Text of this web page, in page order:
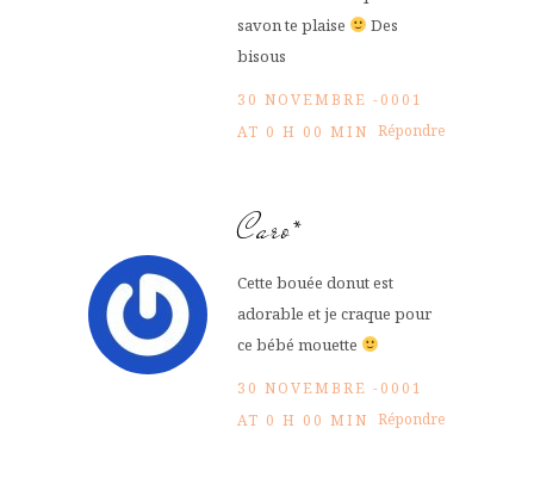
savon te plaise
Des
bisous
30 NOVEMBRE -0001
AT 0 H 00 MIN Répondre
Caro*
Cette bouée donut est
adorable et je craque pour
ce bébé mouette
30 NOVEMBRE -0001
AT 0 H 00 MIN Répondre